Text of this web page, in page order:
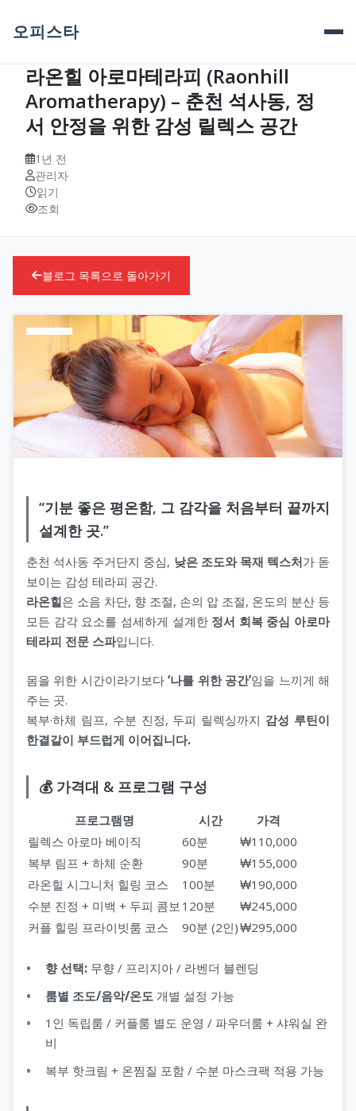
오피스타
라온힐 아로마테라피 (Raonhill
Aromatherapy) – 춘천 석사동, 정
서 안정을 위한 감성 릴렉스 공간
1년 전
관리자
읽기
조회
블로그 목록으로 돌아가기
“기분 좋은 평온함, 그 감각을 처음부터 끝까지
설계한 곳.”
춘천 석사동 주거단지 중심, 낮은 조도와 목재 텍스처가 돋
보이는 감성 테라피 공간.
라온힐은 소음 차단, 향 조절, 손의 압 조절, 온도의 분산 등
모든 감각 요소를 섬세하게 설계한 정서 회복 중심 아로마
테라피 전문 스파입니다.
몸을 위한 시간이라기보다‘나를 위한 공간’임을 느끼게 해
주는 곳.
복부·하체 림프, 수분 진정, 두피 릴렉싱까지 감성 루틴이
한결같이 부드럽게 이어집니다.
💰 가격대 & 프로그램 구성
프로그램명 시간
가격
릴렉스 아로마 베이직
60분
₩110,000
복부 림프 + 하체 순환
90분
₩155,000
라온힐 시그니처 힐링 코스
100분
₩190,000
수분 진정 + 미백 + 두피 콤보 120분
₩245,000
커플 힐링 프라이빗룸 코스
90분 (2인)₩295,000
향 선택: 무향 / 프리지아 / 라벤더 블렌딩
룸별 조도/음악/온도 개별 설정 가능
1인 독립룸 / 커플룸 별도 운영 / 파우더룸 + 샤워실 완
비
복부 핫크림 + 온찜질 포함 / 수분 마스크팩 적용 가능